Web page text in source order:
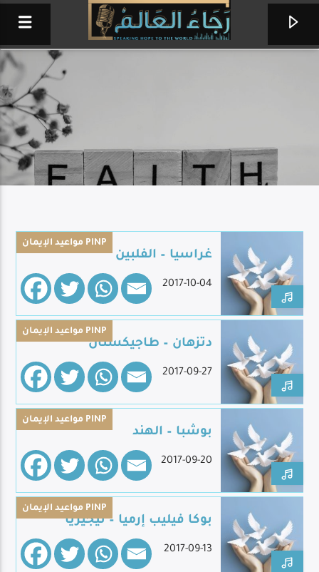
ساعة عبادة
من إذاعة حول العالم
Live Broadcast
مواعيد الإيمان PINP
غراسيا – الفلبين
2017-10-04
مواعيد الإيمان PINP
دتزهان – طاجيكستان
2017-09-27
مواعيد الإيمان PINP
بوشبا – الهند
2017-09-20
مواعيد الإيمان PINP
بوكا فيليب إرميا – نيجيريا
2017-09-13